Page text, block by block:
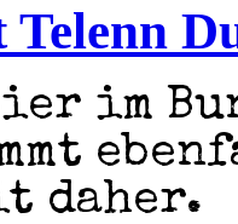
Telenn
im
daher.